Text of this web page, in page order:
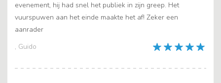
, Guido
evenement, hij had snel het publiek in zijn greep. Het
vuurspuwen aan het einde maakte het af! Zeker een
aanrader